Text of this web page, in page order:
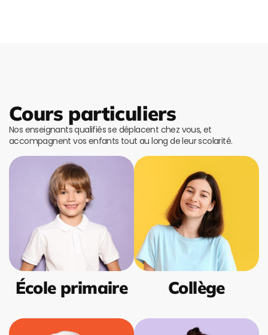
Cours particuliers
Nos enseignants qualifiés se déplacent chez vous, et
accompagnent vos enfants tout au long de leur scolarité.
École primaire Collège